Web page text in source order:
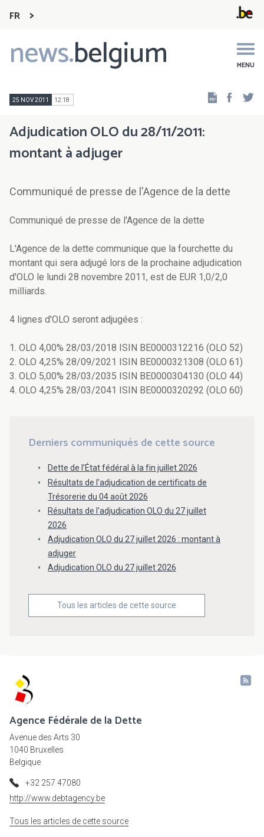
FR
news.belgium MENU
Main
navigation
25 NOV 2011 12:18
Adjudication OLO du 28/11/2011:
montant à adjuger
Communiqué de presse de l'Agence de la dette
Communiqué de presse de l'Agence de la dette
L'Agence de la dette communique que la fourchette du
montant qui sera adjugé lors de la prochaine adjudication
d'OLO le lundi 28 novembre 2011, est de EUR 1,0/2,0
milliards.
4 lignes d'OLO seront adjugées :
1. OLO 4,00% 28/03/2018 ISIN BE0000312216 (OLO 52)
2. OLO 4,25% 28/09/2021 ISIN BE0000321308 (OLO 61)
3. OLO 5,00% 28/03/2035 ISIN BE0000304130 (OLO 44)
4. OLO 4,25% 28/03/2041 ISIN BE0000320292 (OLO 60)
Derniers communiqués de cette source
Dette de l’État fédéral à la fin juillet 2026
Résultats de l'adjudication de certificats de
Trésorerie du 04 août 2026
Résultats de l'adjudication OLO du 27 juillet
2026
Adjudication OLO du 27 juillet 2026 : montant à
adjuger
Adjudication OLO du 27 juillet 2026
Tous les articles de cette source
Agence Fédérale de la Dette
Avenue des Arts 30
1040 Bruxelles
Belgique
+32 257 47080
http://www.debtagency.be
Tous les articles de cette source